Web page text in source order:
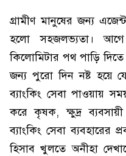
গ্রামীণ মানুষের জন্য
হলো সহজলভ্যতা।
কিলোমিটার পথ পাড়ি
জন্য পুরো দিন নষ্ট হয়ে
ব্যাংকিং সেবা পাওয়ায়
করে কৃষক, ক্ষুদ্র
ব্যাংকিং সেবা ব্যবহারের
হিসাব খুলতে অনীহা